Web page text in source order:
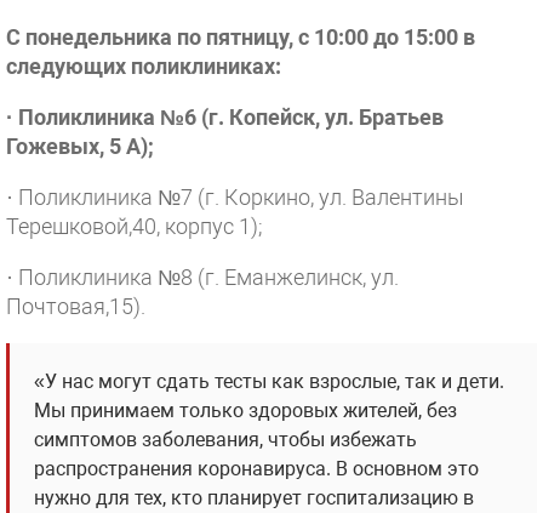
С понедельника по пятницу, с 10:00 до 15:00 в
следующих поликлиниках:
· Поликлиника №6 (г. Копейск, ул. Братьев
Гожевых, 5 А);
· Поликлиника №7 (г. Коркино, ул. Валентины
Терешковой,40, корпус 1);
· Поликлиника №8 (г. Еманжелинск, ул.
Почтовая,15).
«У нас могут сдать тесты как взрослые, так и дети.
Мы принимаем только здоровых жителей, без
симптомов заболевания, чтобы избежать
распространения коронавируса. В основном это
нужно для тех, кто планирует госпитализацию в